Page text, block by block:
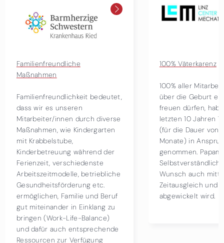
Väterkarenz
die Geburt eines Kindes
dürfen, haben in den
10 Jahren Väterkarenz
die Dauer von mind. 2
in Anspruch
Papamonat ist eine
das auf
auch mittels
und Urlaub
wird.
Neukirchen am
Am Welt Down-Syndrom
werden in Neukirchen
Maßnahmen gesetzt um
diesen Tag aufmerksam
machen. Unter anderem
in den Kindergärten und
Schulen die Themen
und Diversität behandelt.